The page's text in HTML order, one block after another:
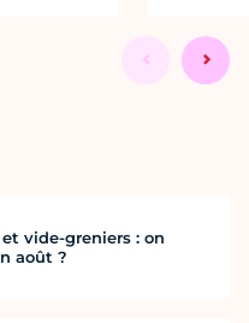
vide-greniers : on
août ?